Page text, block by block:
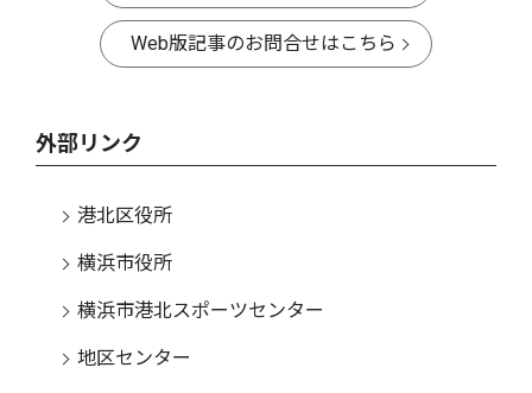
Web版記事のお問合せはこちら
外部リンク
港北区役所
横浜市役所
横浜市港北スポーツセンター
地区センター